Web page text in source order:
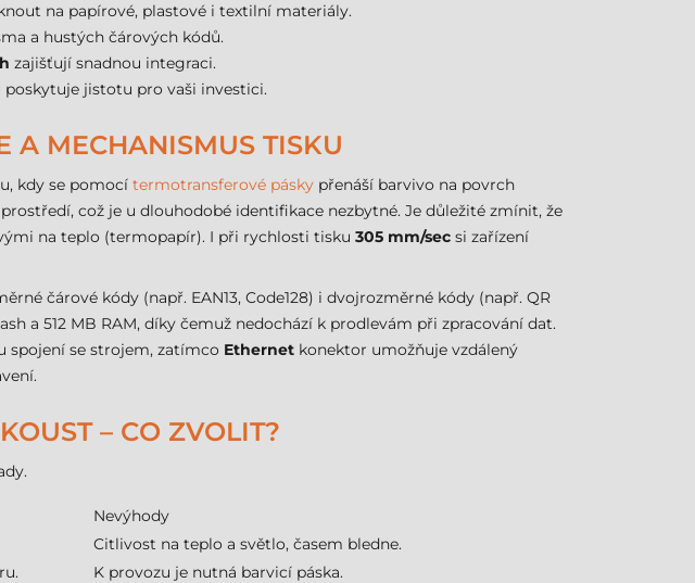
na papírové, plastové i textilní materiály.
a hustých čárových kódů.
zajišťují snadnou integraci.
poskytuje jistotu pro vaši investici.
A MECHANISMUS TISKU
kdy se pomocí termotransferové pásky přenáší barvivo na povrch
což je u dlouhodobé identifikace nezbytné. Je důležité zmínit, že
na teplo (termopapír). I při rychlosti tisku 305 mm/sec si zařízení
čárové kódy (např. EAN13, Code128) i dvojrozměrné kódy (např. QR
a 512 MB RAM, díky čemuž nedochází k prodlevám při zpracování dat.
spojení se strojem, zatímco Ethernet konektor umožňuje vzdálený
– CO ZVOLIT?
Nevýhody
Citlivost na teplo a světlo, časem bledne.
K provozu je nutná barvicí páska.